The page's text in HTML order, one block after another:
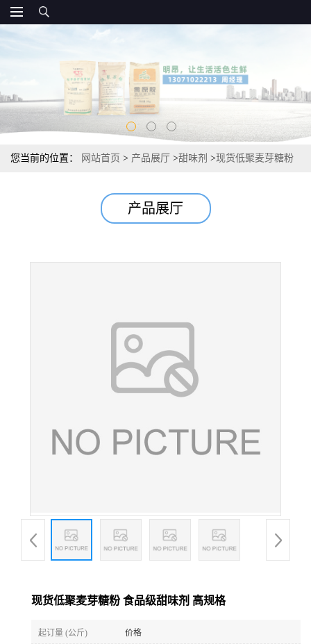
您当前的位置： 网站首页 > 产品展厅 >甜味剂 >现货低聚麦芽糖粉
产品展厅
现货低聚麦芽糖粉 食品级甜味剂 高规格
起订量 (公斤) 价格